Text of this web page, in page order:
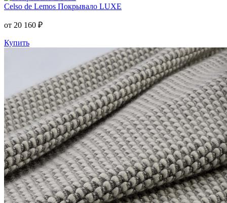
Celso de Lemos Покрывало LUXE
от 20 160 ₽
Купить